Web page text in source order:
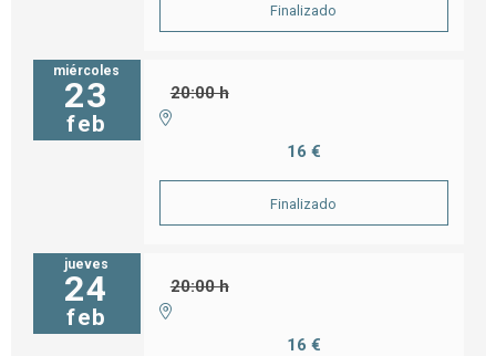
Finalizado
miércoles
23
feb
20:00 h
16 €
Finalizado
jueves
24
feb
20:00 h
16 €